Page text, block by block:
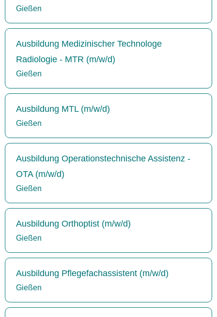
Gießen
Ausbildung Medizinischer Technologe
Radiologie - MTR (m/w/d)
Gießen
Ausbildung MTL (m/w/d)
Gießen
Ausbildung Operationstechnische Assistenz -
OTA (m/w/d)
Gießen
Ausbildung Orthoptist (m/w/d)
Gießen
Ausbildung Pflegefachassistent (m/w/d)
Gießen